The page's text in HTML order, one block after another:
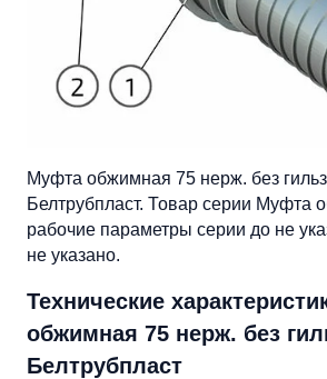
Муфта обжимная 75 нерж. без
Белтрубпласт. Товар серии Муфта
рабочие параметры серии до не
не указано.
Технические
обжимная 75 нерж. без
Белтрубпласт